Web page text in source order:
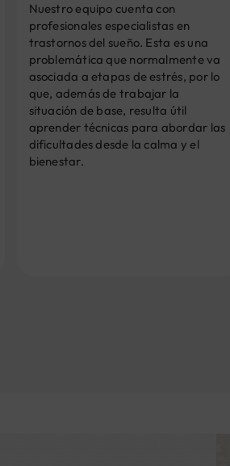
Nuestro equipo cuenta con
profesionales especialistas en
trastornos del sueño. Esta es una
problemática que normalmente va
asociada a etapas de estrés, por lo
que, además de trabajar la
situación de base, resulta útil
aprender técnicas para abordar las
dificultades desde la calma y el
bienestar.